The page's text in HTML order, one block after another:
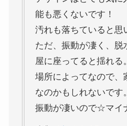
能も悪くないです！
汚れも落ちていると思
ただ、振動が凄く、脱
屋に座ってると揺れる。
場所によってなので、
なのかもしれないです。
振動が凄いので☆マイ